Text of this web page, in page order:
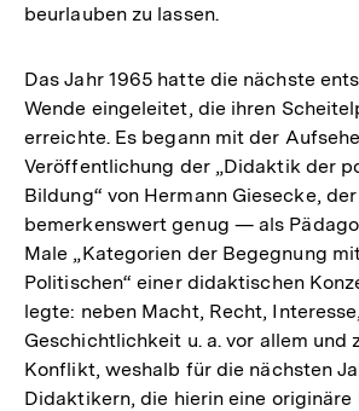
beurlauben zu lassen.
Das Jahr 1965 hatte die nächste
Wende eingeleitet, die ihren
erreichte. Es begann mit der
Veröffentlichung der „Didaktik der
Bildung“ von Hermann Giesecke,
bemerkenswert genug — als
Male „Kategorien der Begegnung
Politischen“ einer didaktischen
legte: neben Macht, Recht, Interesse,
Geschichtlichkeit u. a. vor allem und
Konflikt, weshalb für die nächsten
Didaktikern, die hierin eine originäre